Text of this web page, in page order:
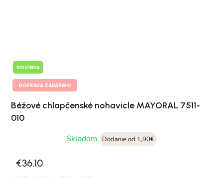
NOVINKA
DOPRAVA ZADARMO
Béžové chlapčenské nohavicle MAYORAL 7511-
010
Skladom
Dodanie od 1,90€
€36,10